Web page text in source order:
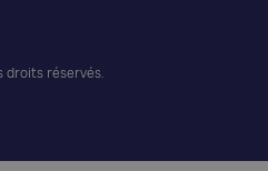
droits réservés.